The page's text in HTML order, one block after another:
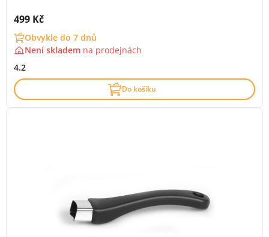
Cena s DPH:
499 Kč
Obvykle do 7 dnů
Není skladem na prodejnách
4.2
Do košíku